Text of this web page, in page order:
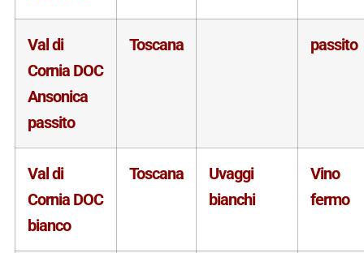
Val di
Cornia DOC
Ansonica
passito
Toscana passito
Val di
Cornia DOC
bianco
Toscana
Uvaggi
bianchi
Vino
fermo